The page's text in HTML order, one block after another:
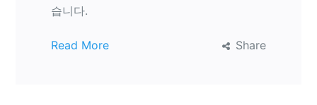
습니다.
Read More Share